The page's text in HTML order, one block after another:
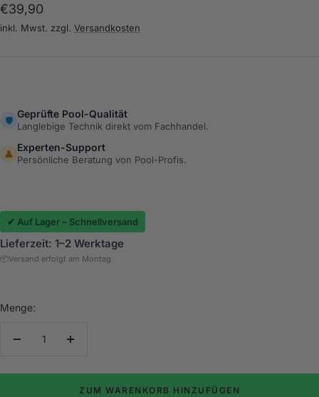
Angebotspreis
€39,90
inkl. Mwst. zzgl. Versandkosten
🛡️
Geprüfte Pool-Qualität
Langlebige Technik direkt vom Fachhandel.
👤
Experten-Support
Persönliche Beratung von Pool-Profis.
✔ Auf Lager – Schnellversand
Lieferzeit: 1–2 Werktage
📦Versand erfolgt am Montag
Menge:
Menge
Menge
ZUM WARENKORB HINZUFÜGEN